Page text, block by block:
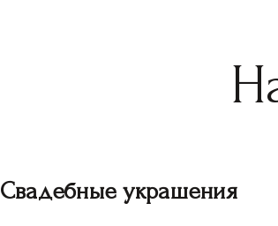
Свадебные украшения